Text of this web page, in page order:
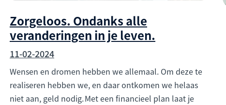
Zorgeloos. Ondanks alle
veranderingen in je leven.
11-02-2024
Wensen en dromen hebben we allemaal. Om deze te
realiseren hebben we, en daar ontkomen we helaas
niet aan, geld nodig. Met een financieel plan laat je